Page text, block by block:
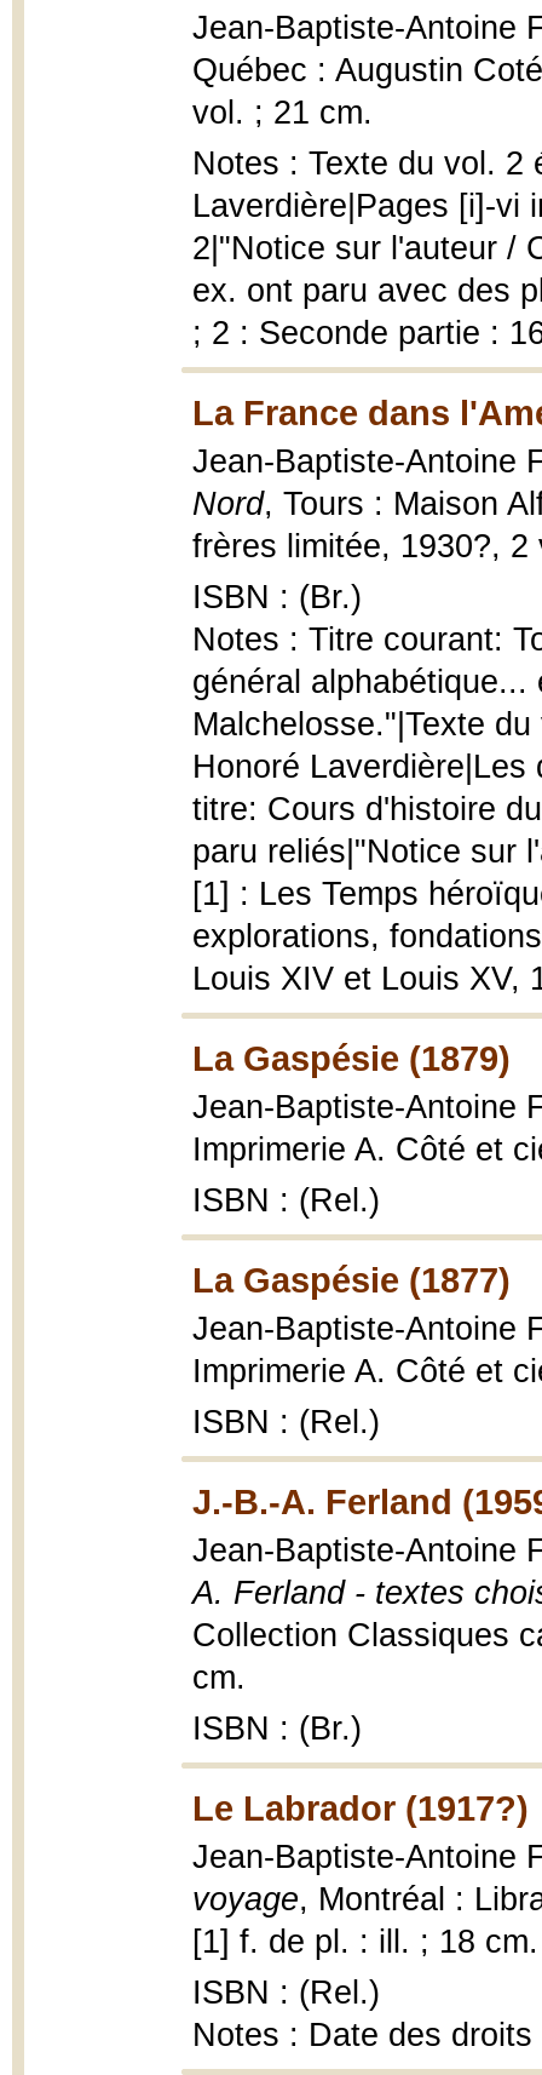
Jean-Baptiste-Antoine
Québec : Augustin
vol. ; 21 cm.
Notes : Texte du vol. 2
Laverdière|Pages [i]-vi
2|"Notice sur l'auteur /
ex. ont paru avec des
; 2 : Seconde partie :
La France dans
Jean-Baptiste-Antoine
Nord, Tours : Maison
frères limitée, 1930?,
ISBN : (Br.)
Notes : Titre courant:
général
Malchelosse."|Texte
Honoré
titre: Cours d'histoire
paru reliés|"Notice sur
[1] : Les Temps
explorations,
Louis XIV et Louis XV,
La Gaspésie (1879)
Jean-Baptiste-Antoine
Imprimerie A. Côté et
ISBN : (Rel.)
La Gaspésie (1877)
Jean-Baptiste-Antoine
Imprimerie A. Côté et
ISBN : (Rel.)
J.-B.-A. Ferland
Jean-Baptiste-Antoine
A. Ferland - textes
Collection Classiques
cm.
ISBN : (Br.)
Le Labrador (1917?)
Jean-Baptiste-Antoine
voyage, Montréal :
[1] f. de pl. : ill. ; 18 cm.
ISBN : (Rel.)
Notes : Date des